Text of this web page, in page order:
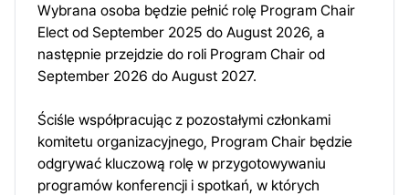
Wybrana osoba będzie pełnić rolę Program Chair
Elect od September 2025 do August 2026, a
następnie przejdzie do roli Program Chair od
September 2026 do August 2027.
Ściśle współpracując z pozostałymi członkami
komitetu organizacyjnego, Program Chair będzie
odgrywać kluczową rolę w przygotowywaniu
programów konferencji i spotkań, w których